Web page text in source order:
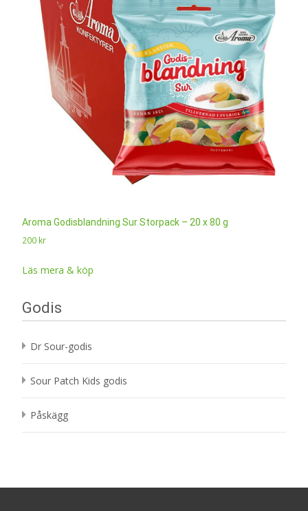
Aroma Godisblandning Sur Storpack – 20 x 80 g
200 kr
Läs mera & köp
Godis
Dr Sour-godis
Sour Patch Kids godis
Påskägg